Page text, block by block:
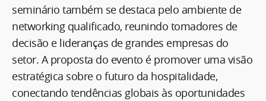
seminário também se destaca pelo ambiente de
networking qualificado, reunindo tomadores de
decisão e lideranças de grandes empresas do
setor. A proposta do evento é promover uma visão
estratégica sobre o futuro da hospitalidade,
conectando tendências globais às oportunidades